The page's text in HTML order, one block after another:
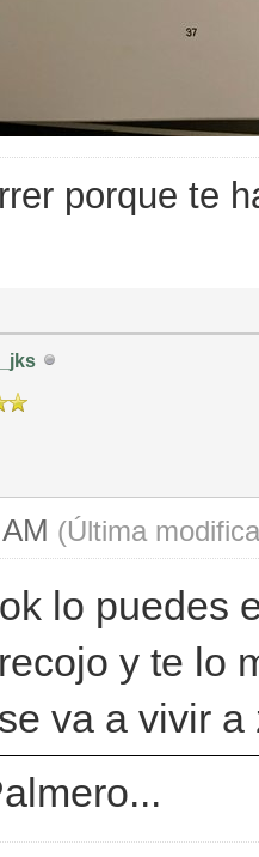
porque te
(Última
lo puedes
y te lo
va a vivir